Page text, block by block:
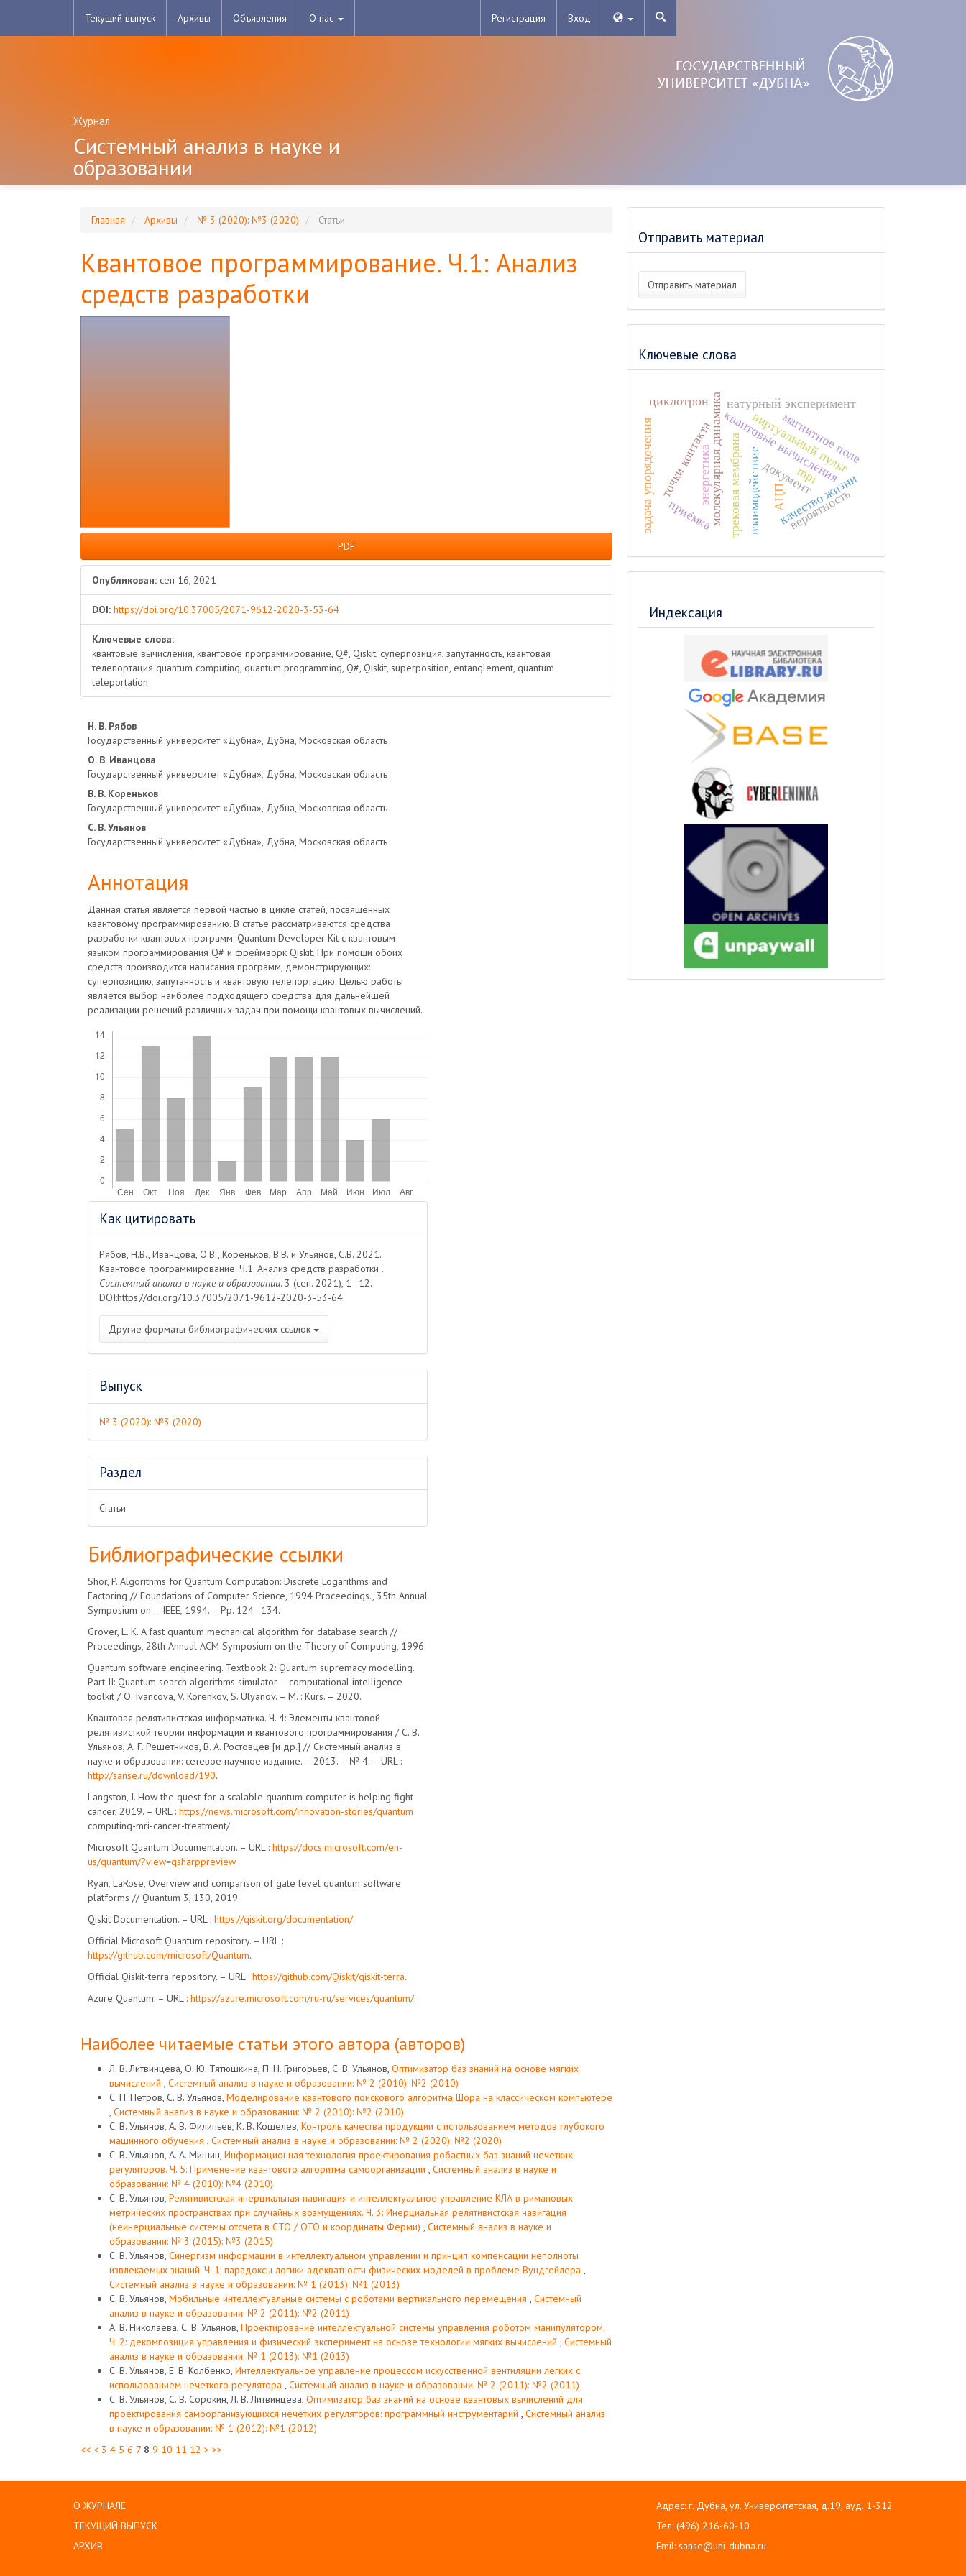
навигационная
панель
Текущий выпуск Архивы Объявления О нас Регистрация Вход
Журнал
Системный анализ в науке и
образовании
Главная Архивы № 3 (2020): №3 (2020) Статьи
Квантовое программирование. Ч.1: Анализ
средств разработки
PDF
Опубликован: сен 16, 2021
DOI: https://doi.org/10.37005/2071-9612-2020-3-53-64
Ключевые слова:
квантовые вычисления, квантовое программирование, Q#, Qiskit, суперпозиция, запутанность, квантовая
телепортация quantum computing, quantum programming, Q#, Qiskit, superposition, entanglement, quantum
teleportation
Основное
содержимое
статьи
Н. В. Рябов
Государственный университет «Дубна», Дубна, Московская область
О. В. Иванцова
Государственный университет «Дубна», Дубна, Московская область
В. В. Кореньков
Государственный университет «Дубна», Дубна, Московская область
С. В. Ульянов
Государственный университет «Дубна», Дубна, Московская область
Аннотация
Данная статья является первой частью в цикле статей, посвящённых
квантовому программированию. В статье рассматриваются средства
разработки квантовых программ: Quantum Developer Kit c квантовым
языком программирования Q# и фреймворк Qiskit. При помощи обоих
средств производится написания программ, демонстрирующих:
суперпозицию, запутанность и квантовую телепортацию. Целью работы
является выбор наиболее подходящего средства для дальнейшей
реализации решений различных задач при помощи квантовых вычислений.
Информация
о статье
Как цитировать
Рябов, Н.В., Иванцова, О.В., Кореньков, В.В. и Ульянов, С.В. 2021.
Квантовое программирование. Ч.1: Анализ средств разработки .
Системный анализ в науке и образовании. 3 (сен. 2021), 1–12.
DOI:https://doi.org/10.37005/2071-9612-2020-3-53-64.
Другие форматы библиографических ссылок
Выпуск
№ 3 (2020): №3 (2020)
Раздел
Статьи
Библиографические ссылки
Shor, P. Algorithms for Quantum Computation: Discrete Logarithms and
Factoring // Foundations of Computer Science, 1994 Proceedings., 35th Annual
Symposium on – IEEE, 1994. – Pp. 124–134.
Grover, L. K. A fast quantum mechanical algorithm for database search //
Proceedings, 28th Annual ACM Symposium on the Theory of Computing, 1996.
Quantum software engineering. Textbook 2: Quantum supremacy modelling.
Part II: Quantum search algorithms simulator – computational intelligence
toolkit / O. Ivancova, V. Korenkov, S. Ulyanov. – M. : Kurs. – 2020.
Квантовая релятивистская информатика. Ч. 4: Элементы квантовой
релятивисткой теории информации и квантового программирования / С. В.
Ульянов, А. Г. Решетников, В. А. Ростовцев [и др.] // Системный анализ в
науке и образовании: сетевое научное издание. – 2013. – № 4. – URL :
http://sanse.ru/download/190.
Langston, J. How the quest for a scalable quantum computer is helping fight
cancer, 2019. – URL : https://news.microsoft.com/innovation-stories/quantum
computing-mri-cancer-treatment/.
Microsoft Quantum Documentation. – URL : https://docs.microsoft.com/en-
us/quantum/?view=qsharppreview.
Ryan, LaRose, Overview and comparison of gate level quantum software
platforms // Quantum 3, 130, 2019.
Qiskit Documentation. – URL : https://qiskit.org/documentation/.
Official Microsoft Quantum repository. – URL :
https://github.com/microsoft/Quantum.
Official Qiskit-terra repository. – URL : https://github.com/Qiskit/qiskit-terra.
Azure Quantum. – URL : https://azure.microsoft.com/ru-ru/services/quantum/.
Наиболее читаемые статьи этого автора (авторов)
Л. В. Литвинцева, О. Ю. Тятюшкина, П. Н. Григорьев, С. В. Ульянов, Оптимизатор баз знаний на основе мягких
вычислений , Системный анализ в науке и образовании: № 2 (2010): №2 (2010)
С. П. Петров, С. В. Ульянов, Моделирование квантового поискового алгоритма Шора на классическом компьютере
, Системный анализ в науке и образовании: № 2 (2010): №2 (2010)
С. В. Ульянов, А. В. Филипьев, К. В. Кошелев, Контроль качества продукции с использованием методов глубокого
машинного обучения , Системный анализ в науке и образовании: № 2 (2020): №2 (2020)
С. В. Ульянов, А. А. Мишин, Информационная технология проектирования робастных баз знаний нечетких
регуляторов. Ч. 5: Применение квантового алгоритма самоорганизации , Системный анализ в науке и
образовании: № 4 (2010): №4 (2010)
С. В. Ульянов, Релятивистская инерциальная навигация и интеллектуальное управление КЛА в римановых
метрических пространствах при случайных возмущениях. Ч. 3: Инерциальная релятивистская навигация
(неинерциальные системы отсчета в СТО / ОТО и координаты Ферми) , Системный анализ в науке и
образовании: № 3 (2015): №3 (2015)
С. В. Ульянов, Синергизм информации в интеллектуальном управлении и принцип компенсации неполноты
извлекаемых знаний. Ч. 1: парадоксы логики адекватности физических моделей в проблеме Вундгейлера ,
Системный анализ в науке и образовании: № 1 (2013): №1 (2013)
С. В. Ульянов, Мобильные интеллектуальные системы с роботами вертикального перемещения , Системный
анализ в науке и образовании: № 2 (2011): №2 (2011)
А. В. Николаева, С. В. Ульянов, Проектирование интеллектуальной системы управления роботом манипулятором.
Ч. 2: декомпозиция управления и физический эксперимент на основе технологии мягких вычислений , Системный
анализ в науке и образовании: № 1 (2013): №1 (2013)
С. В. Ульянов, Е. В. Колбенко, Интеллектуальное управление процессом искусственной вентиляции легких с
использованием нечеткого регулятора , Системный анализ в науке и образовании: № 2 (2011): №2 (2011)
С. В. Ульянов, С. В. Сорокин, Л. В. Литвинцева, Оптимизатор баз знаний на основе квантовых вычислений для
проектирования самоорганизующихся нечетких регуляторов: программный инструментарий , Системный анализ
в науке и образовании: № 1 (2012): №1 (2012)
<< < 3 4 5 6 7 8 9 10 11 12 > >>
Отправить материал
Отправить материал
Ключевые слова
квантовые вычисления
взаимодействие
энергетика виртуальный пульт
молекулярная динамика натурный эксперимент
mpi
качество жизни
документ
точки контакта трековая мембрана магнитное поле
циклотрон
задача упорядочения АЦПвероятность
приёмка
Индексация
О ЖУРНАЛЕ
ТЕКУЩИЙ ВЫПУСК
АРХИВ
Адрес: г. Дубна, ул. Университетская, д.19, ауд. 1-312
Тел: (496) 216-60-10
Emil: sanse@uni-dubna.ru